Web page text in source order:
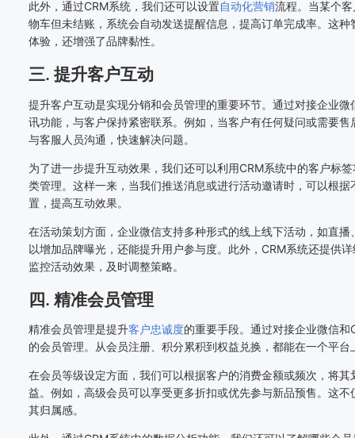
此外，通过CRM系统，我们还可以设置自动化营销流程。当某个
物车但未结账，系统会自动发送提醒信息，提高订单完成率。这
体验，还增强了品牌黏性。
三. 提升客户互动
提升客户互动是实现分销和会员管理的重要环节。通过对接企业
讯功能，与客户保持紧密联系。例如，当客户有任何疑问或需要
与客服人员沟通，快速解决问题。
为了进一步提升互动效果，我们还可以利用CRM系统中的客户标
类管理。这样一来，当我们推送消息或进行活动邀请时，可以根
置，提高互动效果。
在活动策划方面，企业微信支持多种形式的线上线下活动，如直
以增加品牌曝光，还能提升用户参与度。此外，CRM系统还提供
监控活动效果，及时调整策略。
四. 精准会员管理
精准会员管理是提升客户忠诚度的重要手段。通过对接企业微信
的会员管理。从会员注册、积分累积到权益兑换，都能在一个平
在会员等级设定方面，我们可以根据客户的消费金额或频次，将
益。例如，高级会员可以享受更多折扣或优先参与新品预售。这
其归属感。